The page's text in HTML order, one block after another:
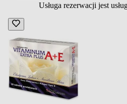
Usługa rezerwacji jest